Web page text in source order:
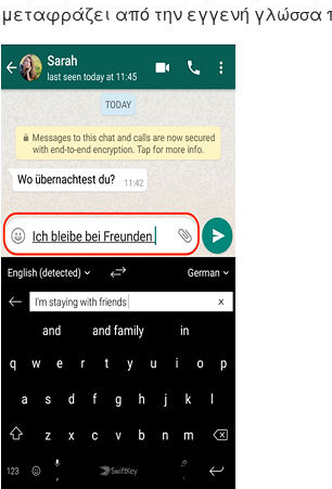
μεταφράζει από την εγγενή γλώσσα